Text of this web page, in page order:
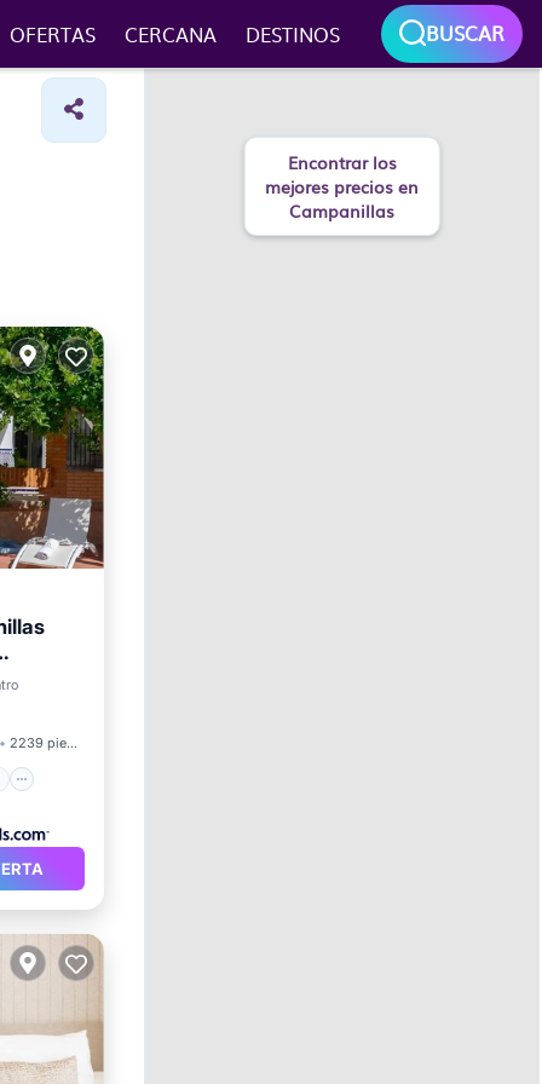
OFERTAS CERCANA DESTINOS BUSCAR
2239 pies²
Encontrar los
mejores precios en
Campanillas